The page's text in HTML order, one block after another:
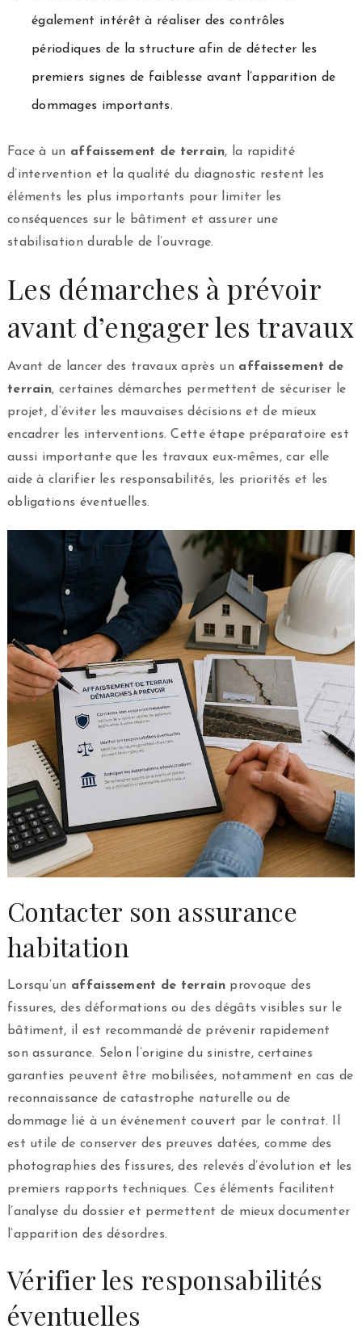
également intérêt à réaliser des contrôles
périodiques de la structure afin de détecter les
premiers signes de faiblesse avant l’apparition de
dommages importants.
Face à un affaissement de terrain, la rapidité
d’intervention et la qualité du diagnostic restent les
éléments les plus importants pour limiter les
conséquences sur le bâtiment et assurer une
stabilisation durable de l’ouvrage.
Les démarches à prévoir
avant d’engager les travaux
Avant de lancer des travaux après un affaissement de
terrain, certaines démarches permettent de sécuriser le
projet, d’éviter les mauvaises décisions et de mieux
encadrer les interventions. Cette étape préparatoire est
aussi importante que les travaux eux-mêmes, car elle
aide à clarifier les responsabilités, les priorités et les
obligations éventuelles.
Contacter son assurance
habitation
Lorsqu’un affaissement de terrain provoque des
fissures, des déformations ou des dégâts visibles sur le
bâtiment, il est recommandé de prévenir rapidement
son assurance. Selon l’origine du sinistre, certaines
garanties peuvent être mobilisées, notamment en cas de
reconnaissance de catastrophe naturelle ou de
dommage lié à un événement couvert par le contrat. Il
est utile de conserver des preuves datées, comme des
photographies des fissures, des relevés d’évolution et les
premiers rapports techniques. Ces éléments facilitent
l’analyse du dossier et permettent de mieux documenter
l’apparition des désordres.
Vérifier les responsabilités
éventuelles